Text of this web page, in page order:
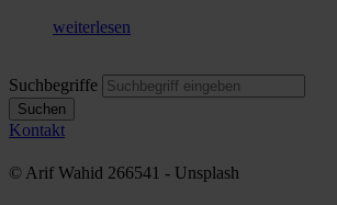
weiterlesen
Suchbegriffe
Suchen
Kontakt
© Arif Wahid 266541 - Unsplash